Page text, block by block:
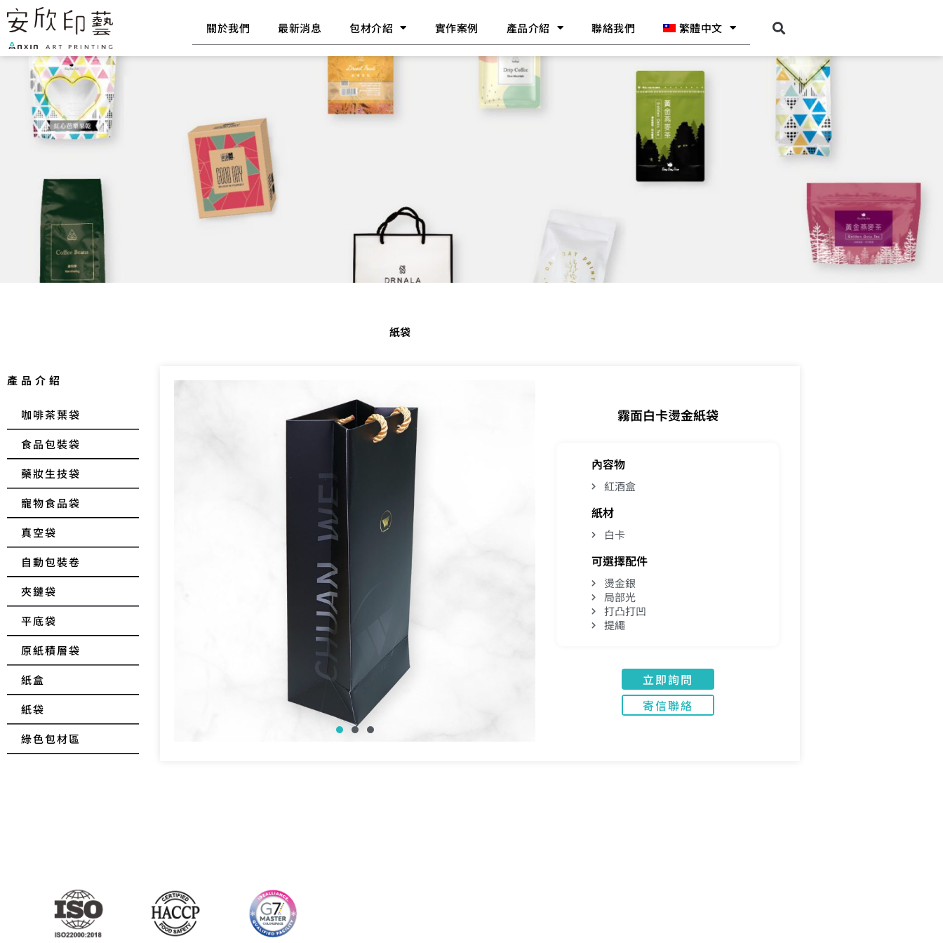
至
要
關於我們 最新消息 包材介紹 實作案例 產品介紹 聯絡我們 繁體中文
紙袋
產品介紹
咖啡茶葉袋
食品包裝袋
藥妝生技袋
寵物食品袋
真空袋
自動包裝卷
夾鏈袋
平底袋
原紙積層袋
紙盒
紙袋
綠色包材區
霧面白卡燙金紙袋
內容物
紅酒盒
紙材
白卡
可選擇配件
燙金銀
局部光
打凸打凹
提繩
立即詢問
寄信聯絡